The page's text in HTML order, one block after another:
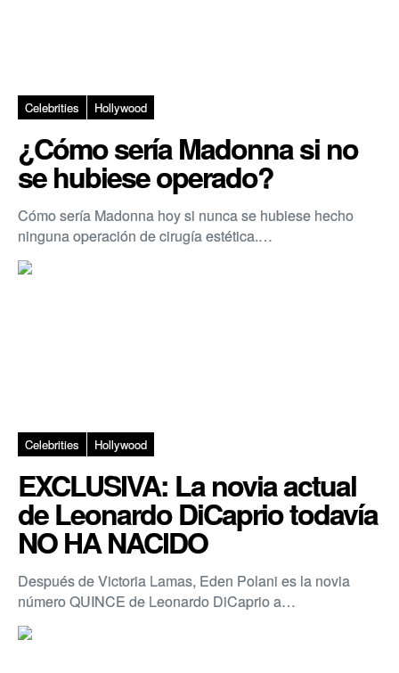
Celebrities Hollywood
¿Cómo sería Madonna si no
se hubiese operado?
Cómo sería Madonna hoy si nunca se hubiese hecho
ninguna operación de cirugía estética.…
Celebrities Hollywood
EXCLUSIVA: La novia actual
de Leonardo DiCaprio todavía
NO HA NACIDO
Después de Victoria Lamas, Eden Polani es la novia
número QUINCE de Leonardo DiCaprio a…